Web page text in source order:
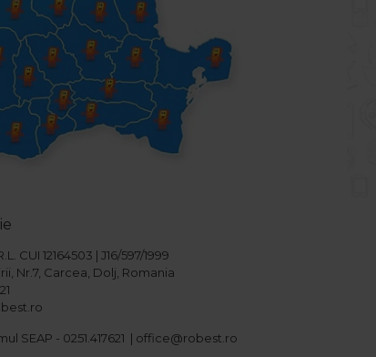
CUI 12164503 | J16/597/1999
Nr.7, Carcea, Dolj, Romania
SEAP - 0251.417621 | office@robest.ro